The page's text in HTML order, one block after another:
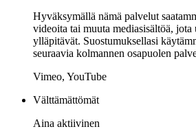
Hyväksymällä nämä palvelut
videoita tai muuta mediasisältöä,
ylläpitävät. Suostumuksellasi
seuraavia kolmannen osapuolen
Vimeo, YouTube
Välttämättömät
Aina aktiivinen